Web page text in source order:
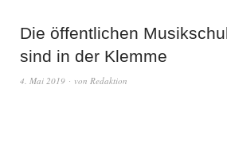
Die öffentlichen
sind in der Klemme
4. Mai 2019 von Redaktion